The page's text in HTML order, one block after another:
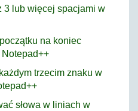
3 lub więcej spacjami w
na koniec
trzecim znaku w
słowa w liniach w